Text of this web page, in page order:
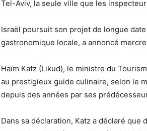
Tel-Aviv, la seule ville que les
Israël poursuit son projet de longue
gastronomique locale, a annoncé
Haïm Katz (Likud), le ministre du
au prestigieux guide culinaire, selon le
depuis des années par ses
Dans sa déclaration, Katz a déclaré que